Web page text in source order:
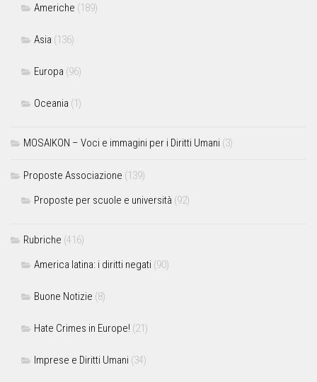
Americhe (189)
Asia (136)
Europa (96)
Oceania (1)
MOSAIKON – Voci e immagini per i Diritti Umani (3)
Proposte Associazione (139)
Proposte per scuole e università (92)
Rubriche (416)
America latina: i diritti negati (90)
Buone Notizie (8)
Hate Crimes in Europe! (21)
Imprese e Diritti Umani (34)